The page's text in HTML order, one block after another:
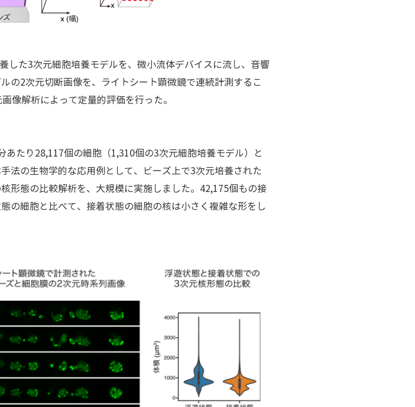
した3次元細胞培養モデルを、微小流体デバイスに流し、音響
の2次元切断画像を、ライトシート顕微鏡で連続計測するこ
像解析によって定量的評価を行った。
たり28,117個の細胞（1,310個の3次元細胞培養モデル）と
法の生物学的な応用例として、ビーズ上で3次元培養された
形態の比較解析を、大規模に実施しました。42,175個もの接
の細胞と比べて、接着状態の細胞の核は小さく複雑な形をし